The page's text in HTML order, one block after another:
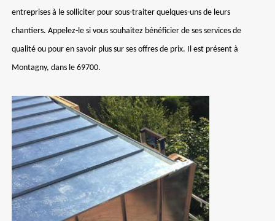
entreprises à le solliciter pour sous-traiter quelques-uns de leurs
chantiers. Appelez-le si vous souhaitez bénéficier de ses services de
qualité ou pour en savoir plus sur ses offres de prix. Il est présent à
Montagny, dans le 69700.